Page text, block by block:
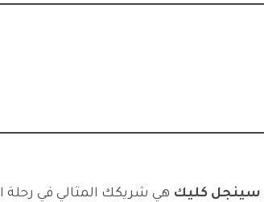
سينجل كليك هي شريكك المثالي في رحلة